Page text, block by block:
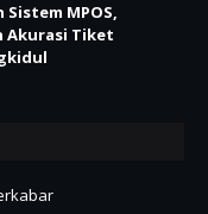
MPOS,
Akurasi Tiket